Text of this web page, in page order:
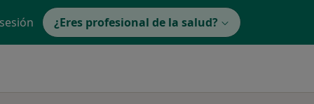
¿Eres profesional de la salud?